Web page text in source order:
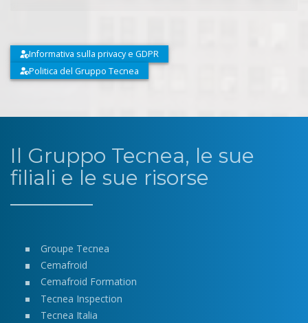
Informativa sulla privacy e GDPR
Politica del Gruppo Tecnea
Il Gruppo Tecnea, le sue
filiali e le sue risorse
Groupe Tecnea
Cemafroid
Cemafroid Formation
Tecnea Inspection
Tecnea Italia